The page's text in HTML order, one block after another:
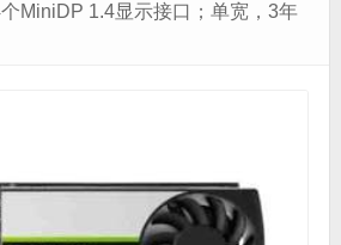
MiniDP 1.4显示接口；单宽，3年